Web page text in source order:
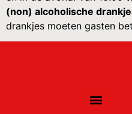
(non) alcoholische
drankjes moeten gasten